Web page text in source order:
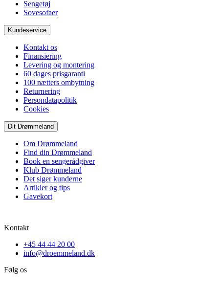
Sengetøj
Sovesofaer
Kundeservice
Kontakt os
Finansiering
Levering og montering
60 dages prisgaranti
100 nætters ombytning
Returnering
Persondatapolitik
Cookies
Dit Drømmeland
Om Drømmeland
Find din Drømmeland
Book en sengerådgiver
Klub Drømmeland
Det siger kunderne
Artikler og tips
Gavekort
Kontakt
+45 44 44 20 00
info@droemmeland.dk
Følg os